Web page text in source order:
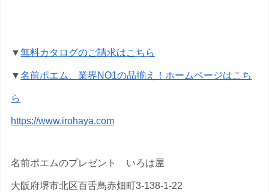
▼無料カタログのご請求はこちら
▼名前ポエム、業界NO1の品揃え！ホームページはこち
ら
https://www.irohaya.com
名前ポエムのプレゼント いろは屋
大阪府堺市北区百舌鳥赤畑町3-138-1-22